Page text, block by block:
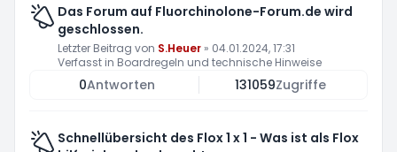
Das Forum auf Fluorchinolone-Forum.de wird
geschlossen.
Letzter Beitrag von S.Heuer » 04.01.2024, 17:31
Verfasst in Boardregeln und technische Hinweise
0Antworten 131059Zugriffe
Schnellübersicht des Flox 1 x 1 - Was ist als Flox